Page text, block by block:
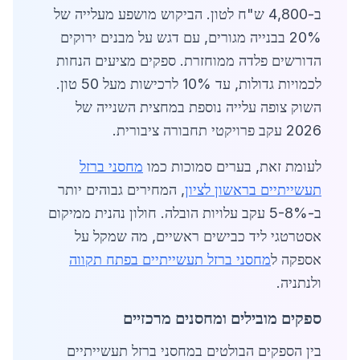
ב-4,800 ש"ח לטון. הביקוש מושפע מעלייה של
20% בבנייה מגורים, עם דגש על מבנים ירוקים
הדורשים פלדה ממוחזרת. ספקים מציעים הנחות
לכמויות גדולות, עד 10% לרכישות מעל 50 טון.
השוק צופה עלייה נוספת במחצית השנייה של
2026 עקב פרויקטי תחבורה ציבורית.
לעומת זאת, בערים סמוכות כמו מחסני ברזל
תעשייתיים בראשון לציון, המחירים גבוהים יותר
ב-5-8% עקב עלויות הובלה. חולון נהנית ממיקום
אסטרטגי ליד כבישים ראשיים, מה שמקל על
אספקה למחסני ברזל תעשייתיים בפתח תקווה
ולנתניה.
ספקים מובילים ומחסנים מרכזיים
בין הספקים הבולטים במחסני ברזל תעשייתיים